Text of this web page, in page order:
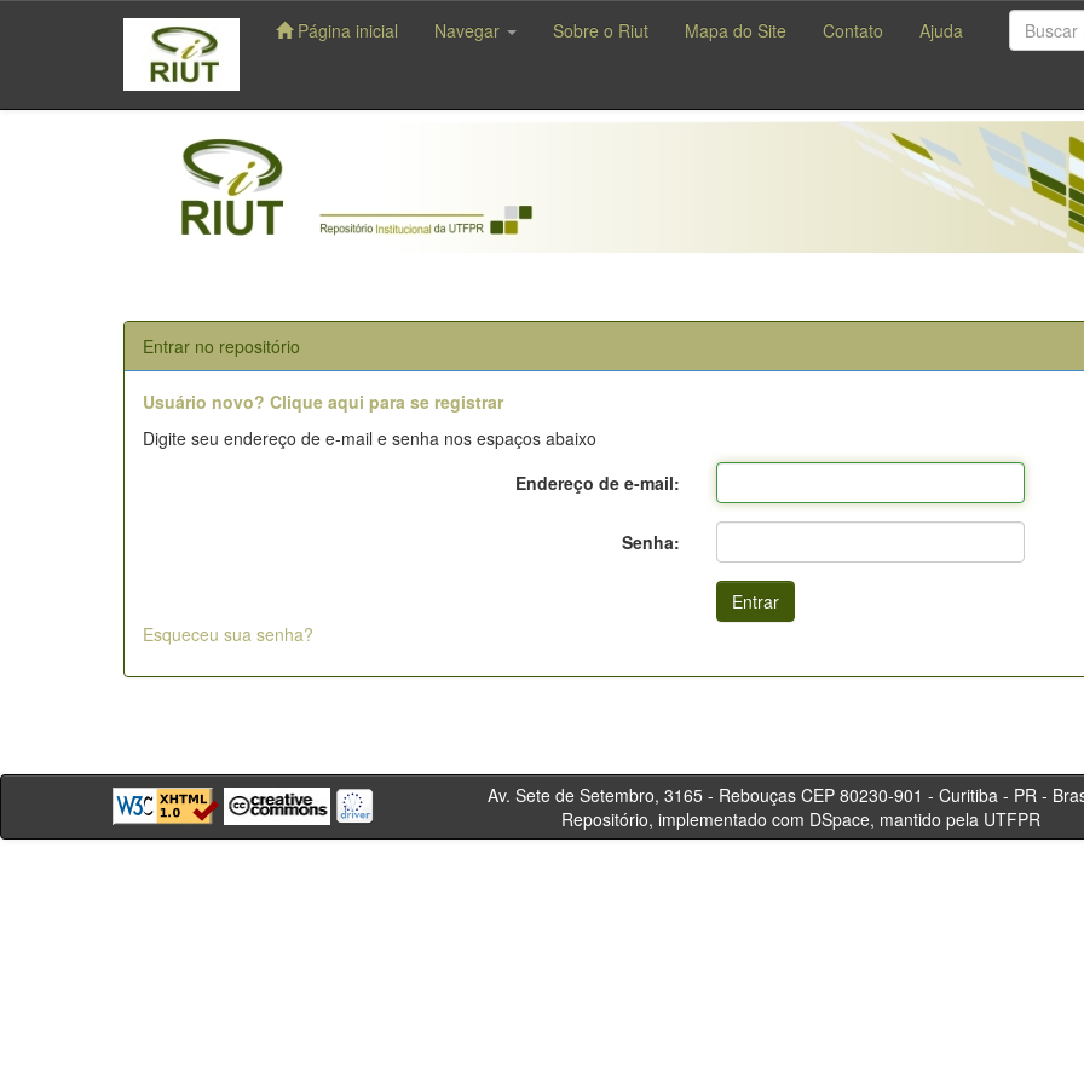
navigation
Página inicial Navegar Sobre o Riut Mapa do Site Contato Ajuda
Entrar no repositório
Usuário novo? Clique aqui para se registrar
Digite seu endereço de e-mail e senha nos espaços abaixo
Endereço de e-mail:
Senha:
Esqueceu sua senha?
Av. Sete de Setembro, 3165 - Rebouças CEP 80230-901 -
Repositório, implementado com DSpace, mantido pela UTFPR